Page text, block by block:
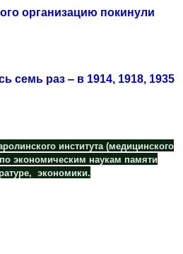
организацию покинули
семь раз ‒ в 1914, 1918, 1935
института (медицинского
экономическим наукам памяти
экономики.